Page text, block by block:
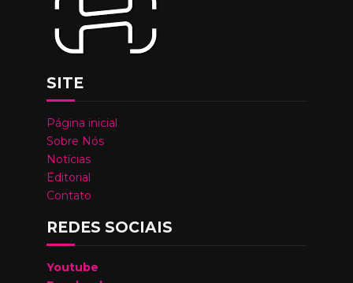
SITE
Página inicial
Sobre Nós
Notícias
Editorial
Contato
REDES SOCIAIS
Youtube